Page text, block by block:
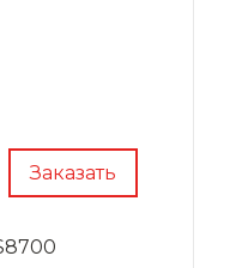
Заказать